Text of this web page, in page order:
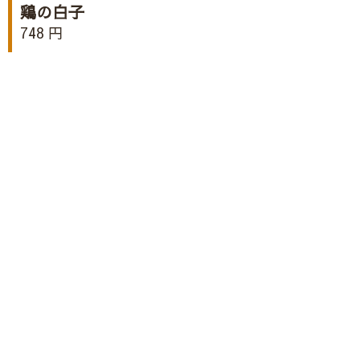
鶏の白子
748 円